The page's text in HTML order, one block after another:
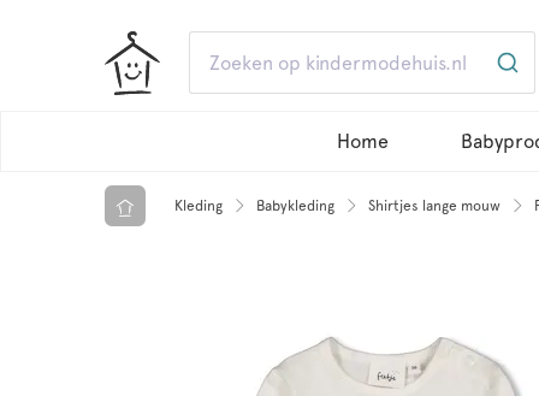
Home
Kleding Babykleding Shirtjes lange mouw